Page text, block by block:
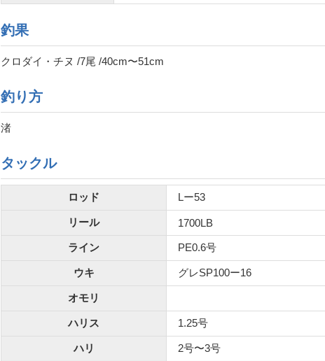
釣果
クロダイ・チヌ /7尾 /40cm〜51cm
釣り方
渚
タックル
ロッド Lー53
リール 1700LB
ライン PE0.6号
ウキ グレSP100ー16
オモリ
ハリス 1.25号
ハリ 2号〜3号